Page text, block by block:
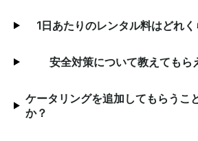
1日あたりのレンタル料はどれ
安全対策について教えてもら
ケータリングを追加してもらうこ
か？